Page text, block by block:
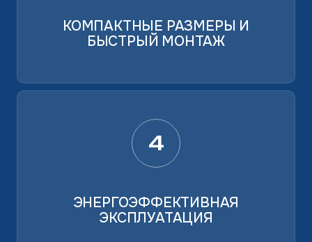
КОМПАКТНЫЕ РАЗМЕРЫ И
БЫСТРЫЙ МОНТАЖ
4
ЭНЕРГОЭФФЕКТИВНАЯ
ЭКСПЛУАТАЦИЯ